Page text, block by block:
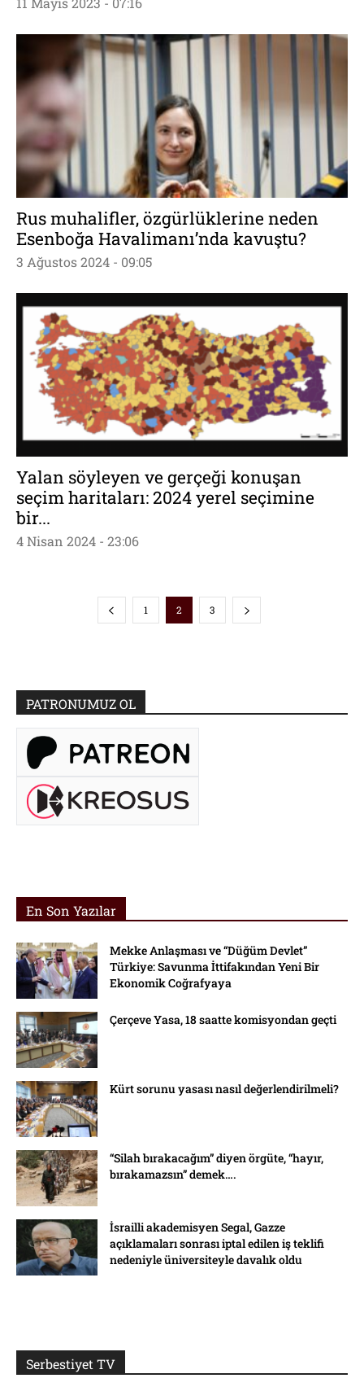
Rus muhalifler, özgürlüklerine neden
Esenboğa Havalimanı’nda kavuştu?
3 Ağustos 2024 - 09:05
Yalan söyleyen ve gerçeği konuşan
seçim haritaları: 2024 yerel seçimine
bir...
4 Nisan 2024 - 23:06
1 2 3
PATRONUMUZ OL
En Son Yazılar
Mekke Anlaşması ve “Düğüm Devlet”
Türkiye: Savunma İttifakından Yeni Bir
Ekonomik Coğrafyaya
Çerçeve Yasa, 18 saatte komisyondan geçti
Kürt sorunu yasası nasıl değerlendirilmeli?
“Silah bırakacağım” diyen örgüte, “hayır,
bırakamazsın” demek….
İsrailli akademisyen Segal, Gazze
açıklamaları sonrası iptal edilen iş teklifi
nedeniyle üniversiteyle davalık oldu
Serbestiyet TV